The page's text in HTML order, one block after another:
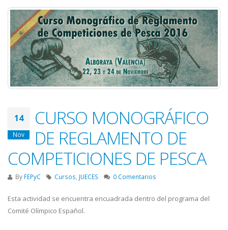
14
Nov
CURSO MONOGRÁFICO
DE REGLAMENTO DE
COMPETICIONES DE PESCA
By FEPyC Cursos, JUECES 0 Comentarios
Esta actividad se encuentra encuadrada dentro del programa del
Comité Olímpico Español.